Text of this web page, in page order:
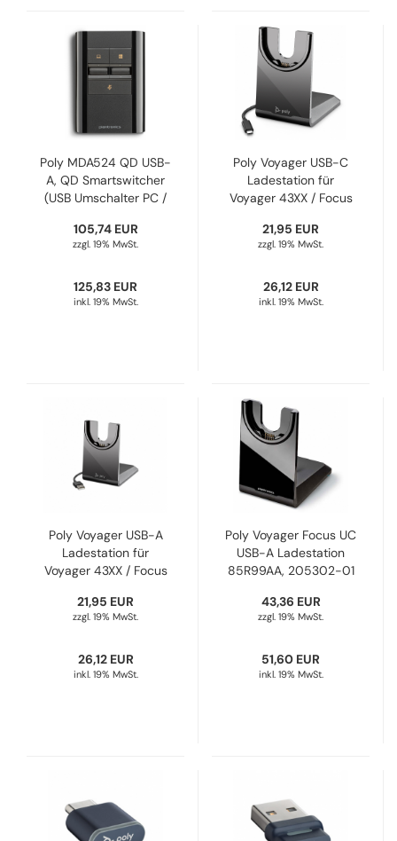
Poly MDA524 QD USB-
A, QD Smartswitcher
(USB Umschalter PC /
212164-01
105,74 EUR
zzgl. 19% MwSt.
125,83 EUR
inkl. 19% MwSt.
Poly Voyager USB-C
Ladestation für
Voyager 43XX / Focus
02
21,95 EUR
zzgl. 19% MwSt.
26,12 EUR
inkl. 19% MwSt.
Poly Voyager USB-A
Ladestation für
Voyager 43XX / Focus
01
21,95 EUR
zzgl. 19% MwSt.
26,12 EUR
inkl. 19% MwSt.
Poly Voyager Focus UC
USB-A Ladestation
85R99AA, 205302-01
43,36 EUR
zzgl. 19% MwSt.
51,60 EUR
inkl. 19% MwSt.